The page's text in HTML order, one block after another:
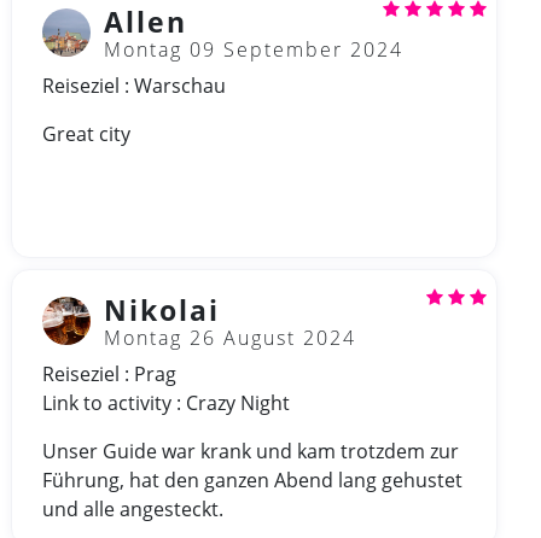
Allen
Montag 09 September 2024
Reiseziel : Warschau
Great city
Nikolai
Montag 26 August 2024
Reiseziel : Prag
Link to activity : Crazy Night
Unser Guide war krank und kam trotzdem zur
Führung, hat den ganzen Abend lang gehustet
und alle angesteckt.